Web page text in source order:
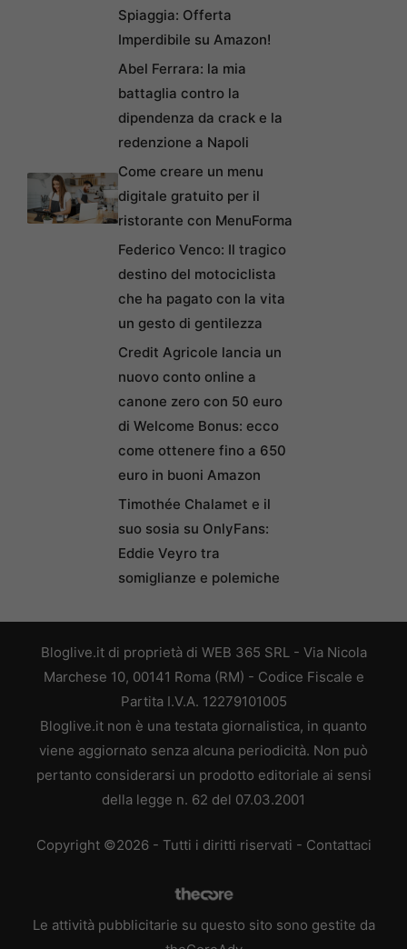
Spiaggia: Offerta
Imperdibile su Amazon!
Abel Ferrara: la mia
battaglia contro la
dipendenza da crack e la
redenzione a Napoli
Come creare un menu
digitale gratuito per il
ristorante con MenuForma
Federico Venco: Il tragico
destino del motociclista
che ha pagato con la vita
un gesto di gentilezza
Credit Agricole lancia un
nuovo conto online a
canone zero con 50 euro
di Welcome Bonus: ecco
come ottenere fino a 650
euro in buoni Amazon
Timothée Chalamet e il
suo sosia su OnlyFans:
Eddie Veyro tra
somiglianze e polemiche
Bloglive.it di proprietà di WEB 365 SRL - Via Nicola
Marchese 10, 00141 Roma (RM) - Codice Fiscale e
Partita I.V.A. 12279101005
Bloglive.it non è una testata giornalistica, in quanto
viene aggiornato senza alcuna periodicità. Non può
pertanto considerarsi un prodotto editoriale ai sensi
della legge n. 62 del 07.03.2001
Copyright ©2026 - Tutti i diritti riservati - Contattaci
Le attività pubblicitarie su questo sito sono gestite da